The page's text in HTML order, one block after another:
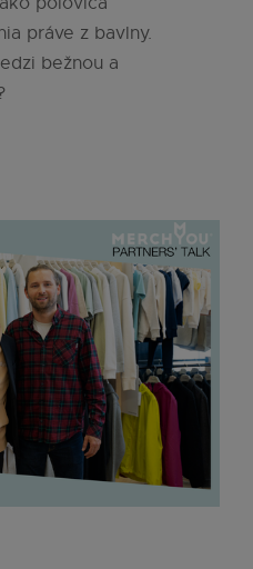
práve z bavlny.
bežnou a